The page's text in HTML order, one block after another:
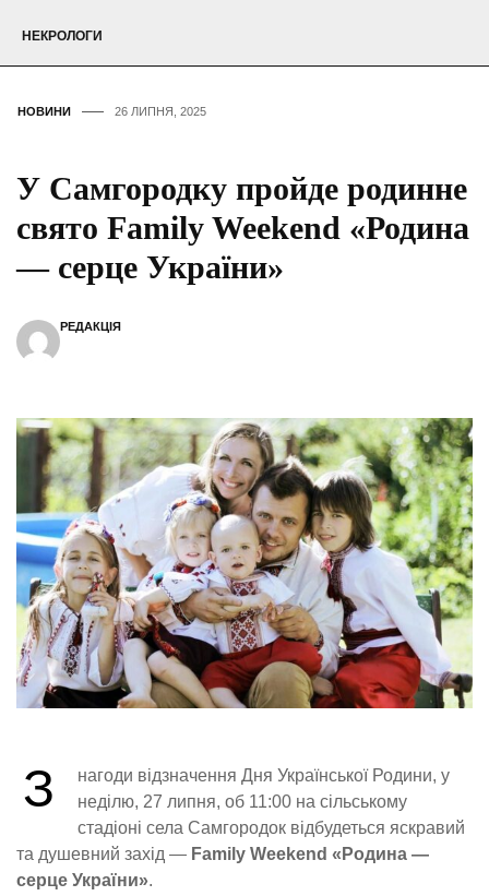
НЕКРОЛОГИ
НОВИНИ 26 ЛИПНЯ, 2025
У Самгородку пройде родинне
свято Family Weekend «Родина
— серце України»
РЕДАКЦІЯ
З
нагоди відзначення Дня Української Родини, у
неділю, 27 липня, об 11:00 на сільському
стадіоні села Самгородок відбудеться яскравий
та душевний захід — Family Weekend «Родина —
серце України».